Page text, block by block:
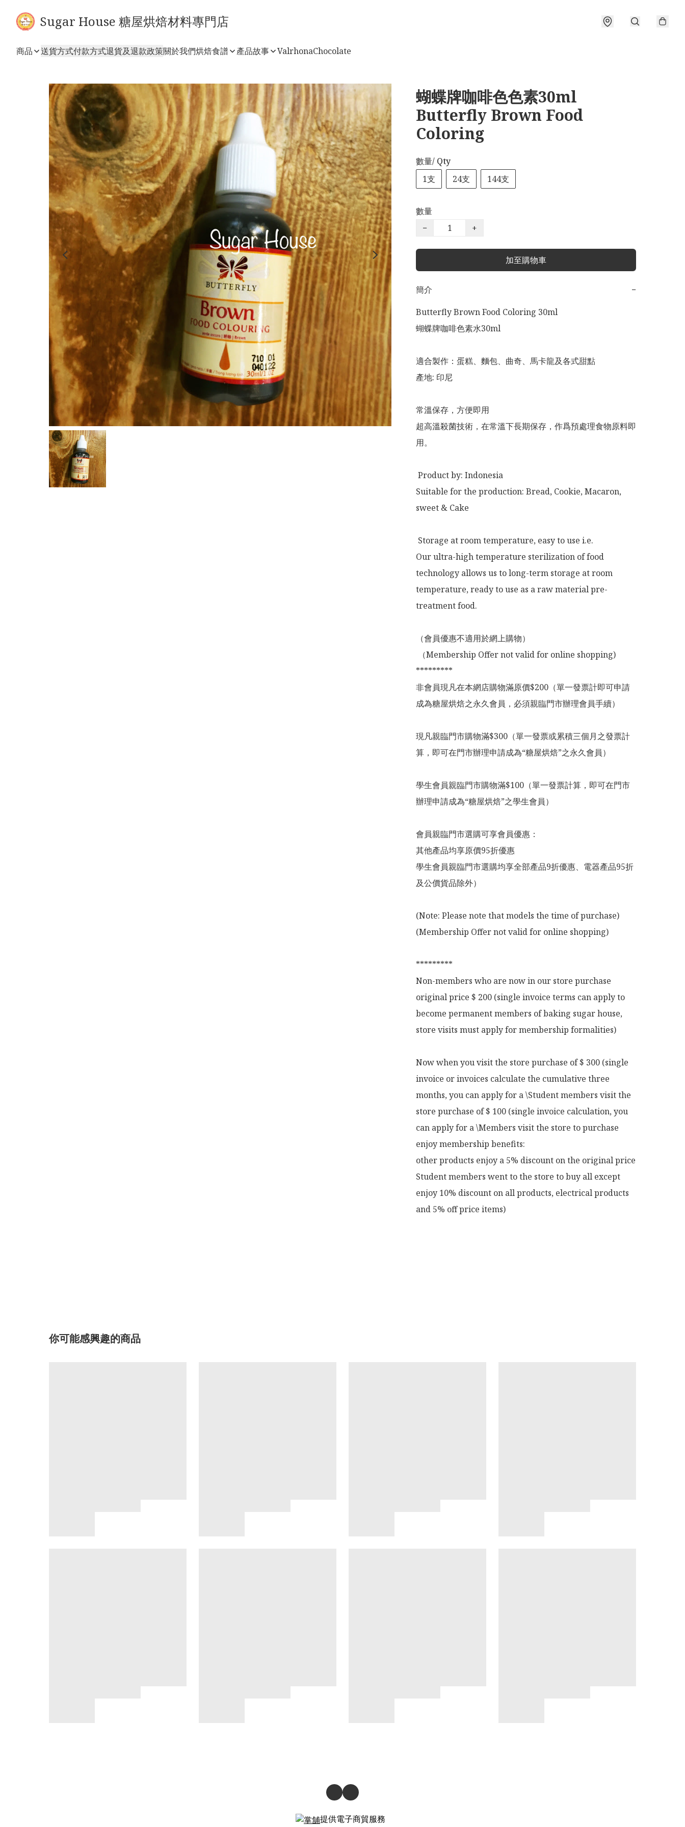
Sugar House 糖屋烘焙材料專門店
商品 送貨方式付款方式退貨及退款政策關於我們烘焙食譜 產品故事 ValrhonaChocolate
蝴蝶牌咖啡色色素30ml
Butterfly Brown Food
Coloring
數量/ Qty
1支
24支 144支
數量
−
+
加至購物車
簡介
−
Butterfly Brown Food Coloring 30ml
蝴蝶牌咖啡色素水30ml
適合製作：蛋糕、麵包、曲奇、馬卡龍及各式甜點
產地: 印尼
常溫保存，方便即用
超高溫殺菌技術，在常溫下長期保存，作爲預處理食物原料即
用。
Suitable for the production: Bread, Cookie, Macaron,
sweet & Cake
Storage at room temperature, easy to use i.e.
Our ultra-high temperature sterilization of food
technology allows us to long-term storage at room
temperature, ready to use as a raw material pre-
treatment food.
（會員優惠不適用於網上購物）
*********
非會員現凡在本網店購物滿原價$200（單一發票計即可申請
成為糖屋烘焙之永久會員，必須親臨門市辦理會員手續）
現凡親臨門市購物滿$300（單一發票或累積三個月之發票計
算，即可在門市辦理申請成為“糖屋烘焙”之永久會員）
學生會員親臨門市購物滿$100（單一發票計算，即可在門市
辦理申請成為“糖屋烘焙”之學生會員）
會員親臨門市選購可享會員優惠：
其他產品均享原價95折優惠
學生會員親臨門市選購均享全部產品9折優惠、電器產品95折
及公價貨品除外）
(Note: Please note that models the time of purchase)
(Membership Offer not valid for online shopping)
*********
Non-members who are now in our store purchase
original price $ 200 (single invoice terms can apply to
become permanent members of baking sugar house,
store visits must apply for membership formalities)
Now when you visit the store purchase of $ 300 (single
invoice or invoices calculate the cumulative three
months, you can apply for a \Student members visit the
store purchase of $ 100 (single invoice calculation, you
can apply for a \Members visit the store to purchase
enjoy membership benefits:
other products enjoy a 5% discount on the original price
Student members went to the store to buy all except
enjoy 10% discount on all products, electrical products
and 5% off price items)
你可能感興趣的商品
提供電子商貿服務